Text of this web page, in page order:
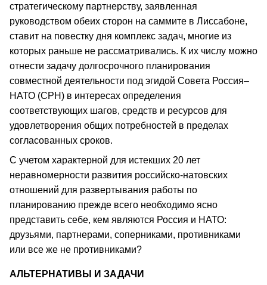
стратегическому партнерству, заявленная
руководством обеих сторон на саммите в Лиссабоне,
ставит на повестку дня комплекс задач, многие из
которых раньше не рассматривались. К их числу можно
отнести задачу долгосрочного планирования
совместной деятельности под эгидой Совета Россия–
НАТО (СРН) в интересах определения
соответствующих шагов, средств и ресурсов для
удовлетворения общих потребностей в пределах
согласованных сроков.
С учетом характерной для истекших 20 лет
неравномерности развития российско-натовских
отношений для развертывания работы по
планированию прежде всего необходимо ясно
представить себе, кем являются Россия и НАТО:
друзьями, партнерами, соперниками, противниками
или все же не противниками?
АЛЬТЕРНАТИВЫ И ЗАДАЧИ